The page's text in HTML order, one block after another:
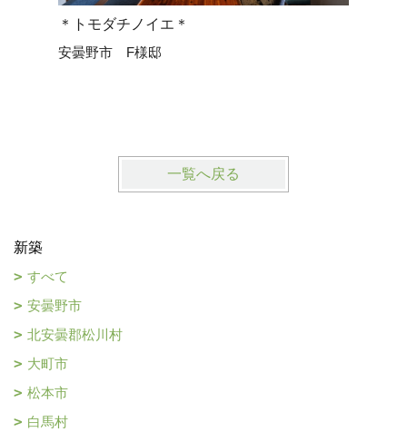
＊トモダチノイエ＊
安曇野市 F様邸
一覧へ戻る
新築
すべて
安曇野市
北安曇郡松川村
大町市
松本市
白馬村